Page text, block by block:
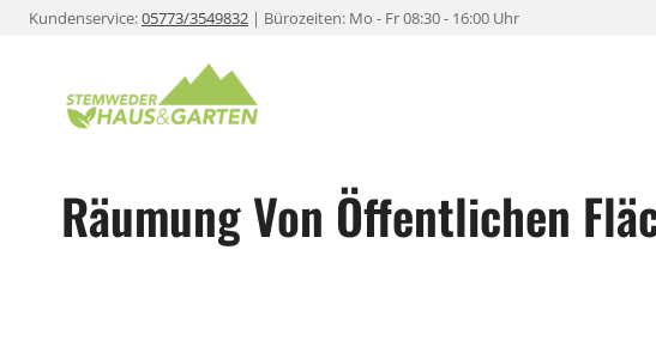
ZumKundenservice:05773/3549832 | Bürozeiten: Mo - Fr 08:30 - 16:00 Uhr
Räumung Von Öffentlichen